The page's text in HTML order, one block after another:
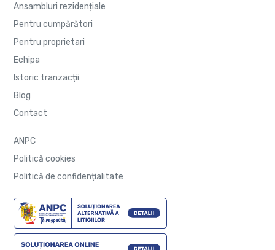
Ansambluri rezidențiale
Pentru cumpărători
Pentru proprietari
Echipa
Istoric tranzacții
Blog
Contact
ANPC
Politică cookies
Politică de confidențialitate